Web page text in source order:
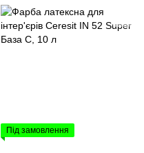
Під замовлення